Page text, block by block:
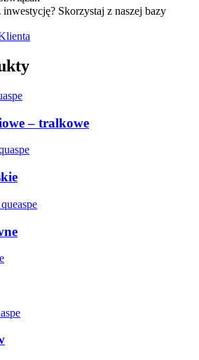
Skorzystaj z naszej bazy
– tralkowe